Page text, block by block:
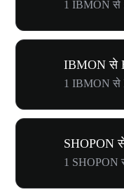
1 IBMON से
IBMON से
1 IBMON से
SHOPON
1 SHOPON